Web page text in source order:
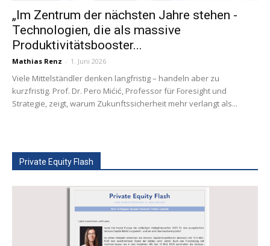
„Im Zentrum der nächsten Jahre stehen ­
Technologien, die als massive
Produktivitätsbooster...
Mathias Renz - 1. Juni 2026
Viele Mittelständler denken langfristig – handeln aber zu
kurzfristig. Prof. Dr. Pero Mićić, Professor für Foresight und
Strategie, zeigt, warum Zukunftssicherheit mehr verlangt als...
Private Equity Flash